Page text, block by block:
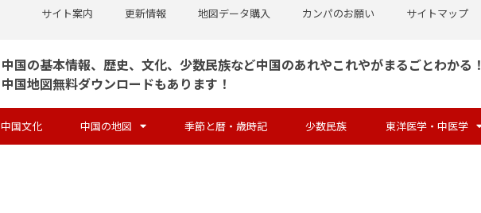
サイト案内 更新情報 地図データ購入 カンパのお願い サイトマップ
中国の基本情報、歴史、文化、少数民族など中国のあれやこれやがまるごとわかる！
中国地図無料ダウンロードもあります！
中国文化 中国の地図 季節と暦・歳時記 少数民族 東洋医学・中医学